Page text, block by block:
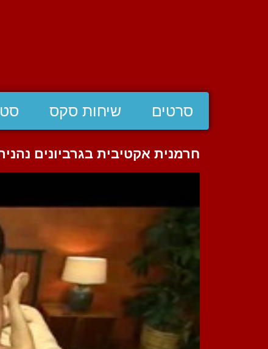
סרטים שיחות סקס
חרמנית אקטיבית בגרביונים